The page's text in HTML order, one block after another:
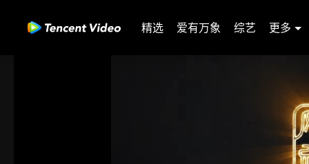
精选 爱有万象 综艺 更多